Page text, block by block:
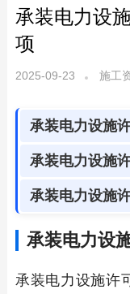
承装电力设
项
2025-09-23 施工
承装电力设施
承装电力设施
承装电力设施
承装电力设
承装电力设施许